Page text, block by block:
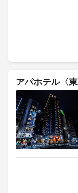
アパホテル〈